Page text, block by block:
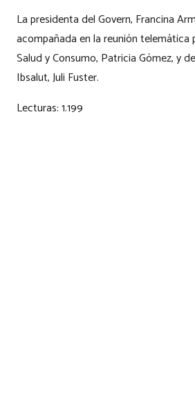
La presidenta del Govern, Francina
acompañada en la reunión telemática
Salud y Consumo, Patricia Gómez, y
Ibsalut, Juli Fuster.
Lecturas:1.199